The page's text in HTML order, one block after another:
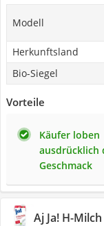
Modell
Herkunftsland
Bio-Siegel
Vorteile
Käufer loben
ausdrücklich
Geschmack
Aj Ja! H-